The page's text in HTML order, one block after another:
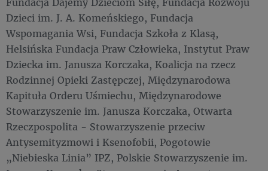
Dzieci im. J. A. Komeńskiego, Fundacja
Wspomagania Wsi, Fundacja Szkoła z Klasą,
Helsińska Fundacja Praw Człowieka, Instytut Praw
Dziecka im. Janusza Korczaka, Koalicja na rzecz
Rodzinnej Opieki Zastępczej, Międzynarodowa
Kapituła Orderu Uśmiechu, Międzynarodowe
Stowarzyszenie im. Janusza Korczaka, Otwarta
Rzeczpospolita - Stowarzyszenie przeciw
Antysemityzmowi i Ksenofobii, Pogotowie
„Niebieska Linia” IPZ, Polskie Stowarzyszenie im.